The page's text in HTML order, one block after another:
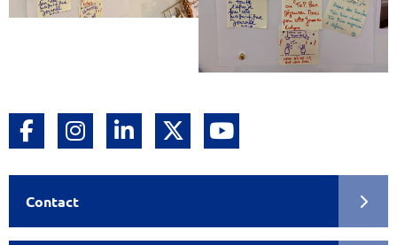
FacebookInstagram
LinkedinTwitterYoutube
Contact